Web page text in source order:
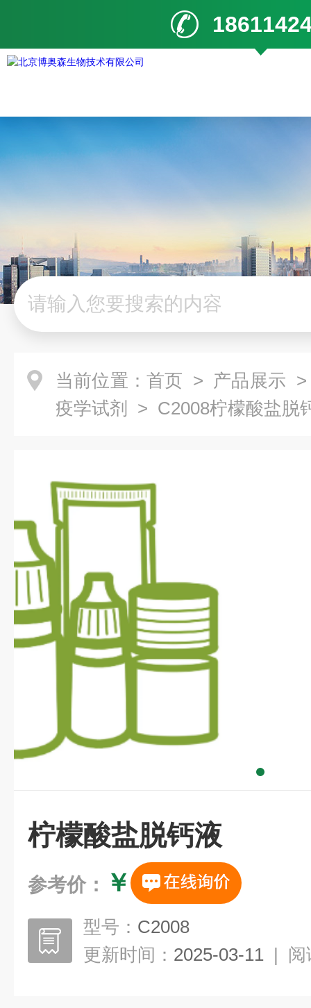
当前位置： 首页 > 产品展示
疫学试剂
> C2008柠檬酸盐脱
柠檬酸盐脱钙液
参考价： ￥
型号： C2008
更新时间： 2025-03-11 | 阅